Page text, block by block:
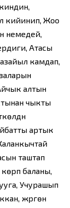
кийинип, Жоо
немедей,
Атасы
камдап,
алтын
чыкты
артык
таштап
баланы,
Учурашып
жүргөн